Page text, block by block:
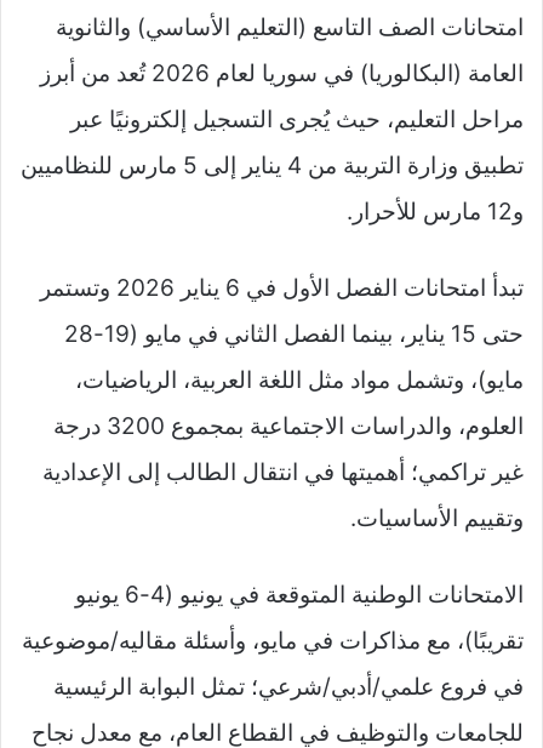
امتحانات الصف التاسع (التعليم الأساسي) والثانوية
العامة (البكالوريا) في سوريا لعام 2026 تُعد من أبرز
مراحل التعليم، حيث يُجرى التسجيل إلكترونيًا عبر
تطبيق وزارة التربية من 4 يناير إلى 5 مارس للنظاميين
و12 مارس للأحرار.​
تبدأ امتحانات الفصل الأول في 6 يناير 2026 وتستمر
حتى 15 يناير، بينما الفصل الثاني في مايو (19-28
مايو)، وتشمل مواد مثل اللغة العربية، الرياضيات،
العلوم، والدراسات الاجتماعية بمجموع 3200 درجة
غير تراكمي؛ أهميتها في انتقال الطالب إلى الإعدادية
وتقييم الأساسيات.​
الامتحانات الوطنية المتوقعة في يونيو (4-6 يونيو
تقريبًا)، مع مذاكرات في مايو، وأسئلة مقاليه/موضوعية
في فروع علمي/أدبي/شرعي؛ تمثل البوابة الرئيسية
للجامعات والتوظيف في القطاع العام، مع معدل نجاح